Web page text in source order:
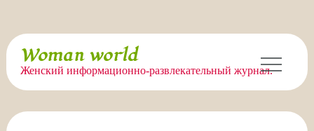
Перейти
содержимому
Woman world
Женский информационно-развлекательный журнал.